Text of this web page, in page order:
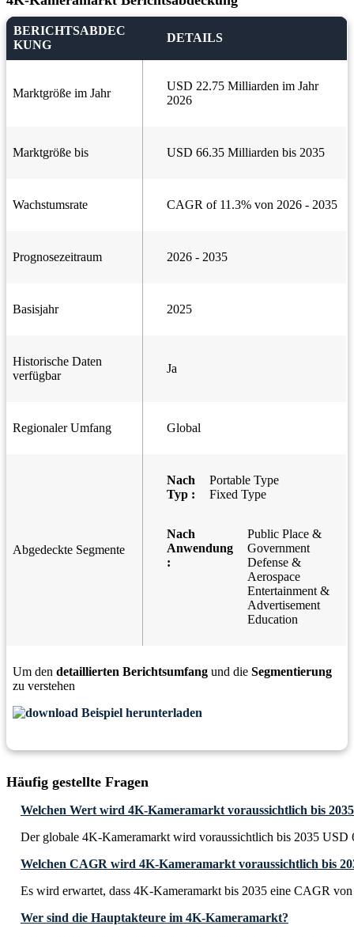
BERICHTSABDEC
KUNG
DETAILS
Marktgröße im Jahr
USD 22.75 Milliarden im Jahr
2026
Marktgröße bis USD 66.35 Milliarden bis 2035
Wachstumsrate CAGR of 11.3% von 2026 - 2035
Prognosezeitraum 2026 - 2035
Basisjahr 2025
Historische Daten
verfügbar
Ja
Regionaler Umfang Global
Abgedeckte Segmente
Nach
Typ :
Portable Type
Fixed Type
Nach
Anwendung
:
Public Place &
Government
Defense &
Aerospace
Entertainment &
Advertisement
Education
Um den detaillierten Berichtsumfang und die Segmentierung
zu verstehen
Beispiel herunterladen
Häufig gestellte Fragen
Welchen Wert wird 4K-Kameramarkt voraussichtlich bis
Der globale 4K-Kameramarkt wird voraussichtlich bis 2035 USD
Welchen CAGR wird 4K-Kameramarkt voraussichtlich bis
Es wird erwartet, dass 4K-Kameramarkt bis 2035 eine CAGR
Wer sind die Hauptakteure im 4K-Kameramarkt?